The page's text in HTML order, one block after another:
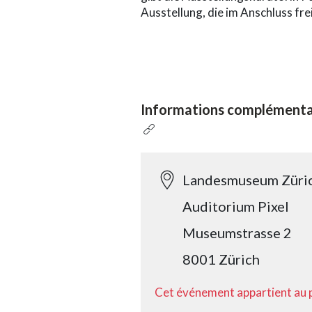
Ausstellung, die im Anschluss
Informations
Landesmuseum
Auditorium Pixel
Museumstrasse 2
8001 Zürich
Cet événement appartient au